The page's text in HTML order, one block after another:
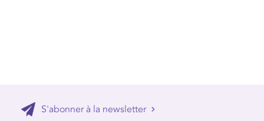
S'abonner à la newsletter